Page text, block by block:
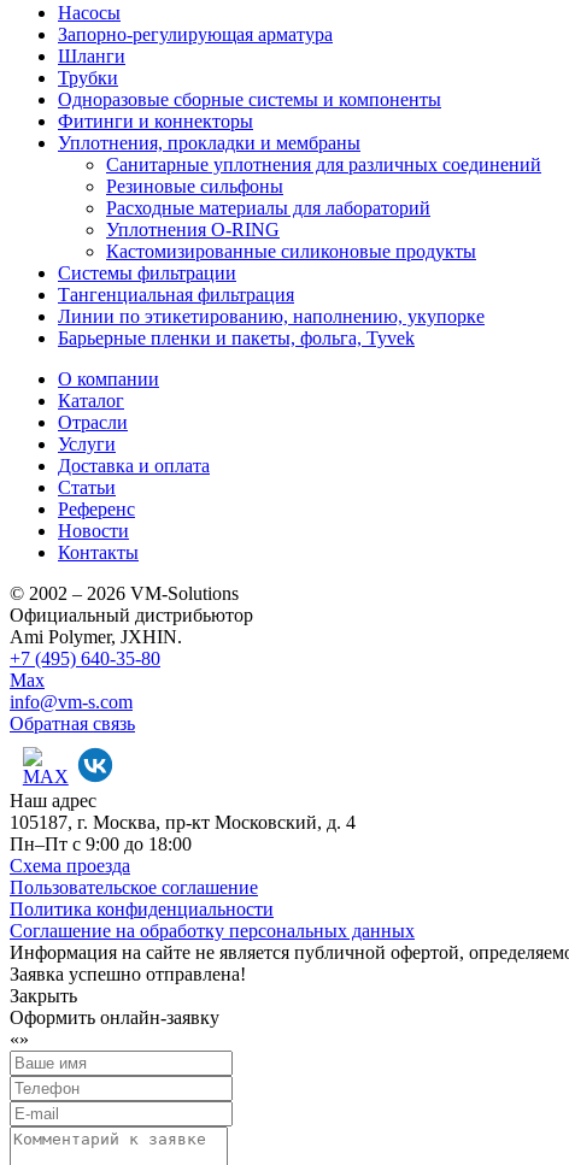
Насосы
Запорно-регулирующая арматура
Шланги
Трубки
Одноразовые сборные системы и компоненты
Фитинги и коннекторы
Уплотнения, прокладки и мембраны
Санитарные уплотнения для различных соединений
Резиновые сильфоны
Расходные материалы для лабораторий
Уплотнения O-RING
Кастомизированные силиконовые продукты
Системы фильтрации
Тангенциальная фильтрация
Линии по этикетированию, наполнению, укупорке
Барьерные пленки и пакеты, фольга, Tyvek
О компании
Каталог
Отрасли
Услуги
Доставка и оплата
Статьи
Референс
Новости
Контакты
© 2002 – 2026 VM-Solutions
Официальный дистрибьютор
Ami Polymer, JXHIN.
+7 (495) 640-35-80
Max
info@vm-s.com
Обратная связь
Наш адрес
105187, г. Москва, пр-кт Московский, д. 4
Пн–Пт с 9:00 до 18:00
Схема проезда
Пользовательское соглашение
Политика конфиденциальности
Соглашение на обработку персональных данных
Информация на сайте не является публичной офертой,
Заявка успешно отправлена!
Закрыть
Оформить онлайн-заявку
«»